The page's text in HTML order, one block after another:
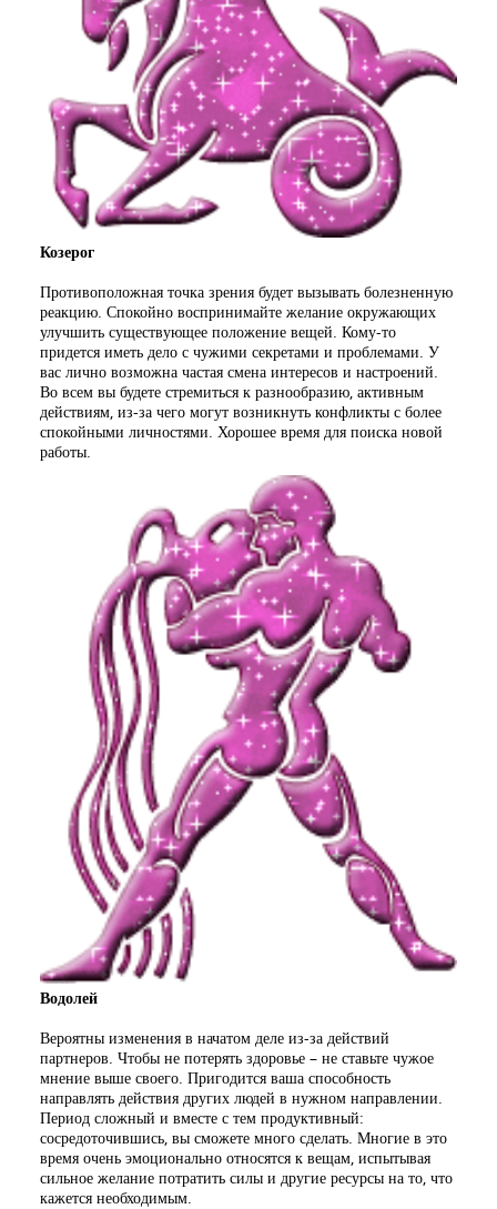
Козерог
Противоположная точка зрения будет вызывать болезненную
реакцию. Спокойно воспринимайте желание окружающих
улучшить существующее положение вещей. Кому-то
придется иметь дело с чужими секретами и проблемами. У
вас лично возможна частая смена интересов и настроений.
Во всем вы будете стремиться к разнообразию, активным
действиям, из-за чего могут возникнуть конфликты с более
спокойными личностями. Хорошее время для поиска новой
работы.
Водолей
Вероятны изменения в начатом деле из-за действий
партнеров. Чтобы не потерять здоровье – не ставьте чужое
мнение выше своего. Пригодится ваша способность
направлять действия других людей в нужном направлении.
Период сложный и вместе с тем продуктивный:
сосредоточившись, вы сможете много сделать. Многие в это
время очень эмоционально относятся к вещам, испытывая
сильное желание потратить силы и другие ресурсы на то, что
кажется необходимым.